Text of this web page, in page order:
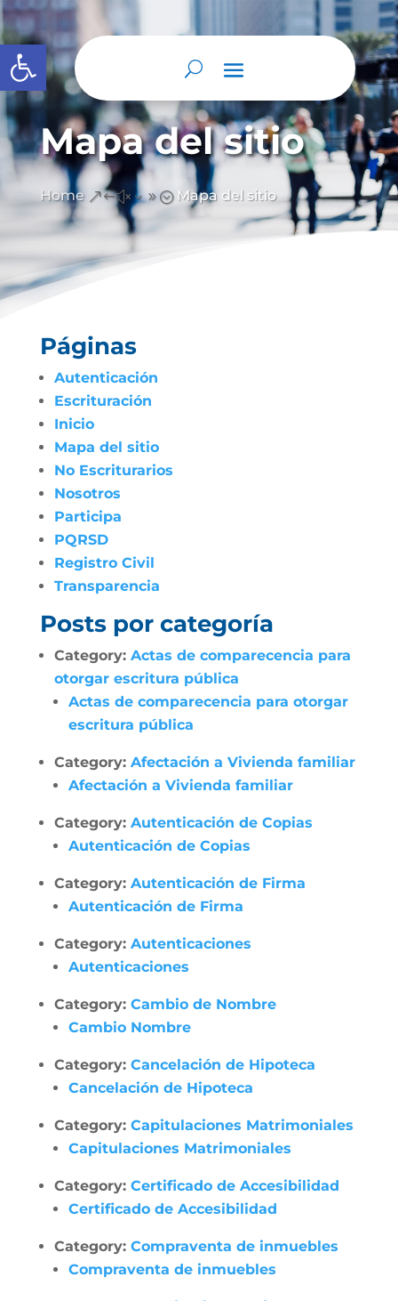
Abrir barra de herramientas
Mapa del sitio
Home &#x39; Mapa del sitio
Páginas
Autenticación
Escrituración
Inicio
Mapa del sitio
No Escriturarios
Nosotros
Participa
PQRSD
Registro Civil
Transparencia
Posts por categoría
Category: Actas de comparecencia para
otorgar escritura pública
Actas de comparecencia para otorgar
escritura pública
Category: Afectación a Vivienda familiar
Afectación a Vivienda familiar
Category: Autenticación de Copias
Autenticación de Copias
Category: Autenticación de Firma
Autenticación de Firma
Category: Autenticaciones
Autenticaciones
Category: Cambio de Nombre
Cambio Nombre
Category: Cancelación de Hipoteca
Cancelación de Hipoteca
Category: Capitulaciones Matrimoniales
Capitulaciones Matrimoniales
Category: Certificado de Accesibilidad
Certificado de Accesibilidad
Category: Compraventa de inmuebles
Compraventa de inmuebles